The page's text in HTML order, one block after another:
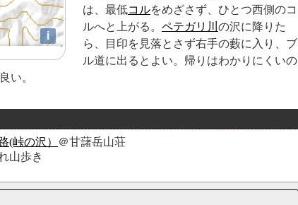
は、最低コルをめざさず、ひとつ西側のコ
ルへと上がる。 ペテガリ川 の沢に降りた
ら、目印を見落とさず右手の藪に入り、ブ
ル道に出るとよい。帰りはわかりにくいの
い。
(峠の沢）
＠甘藷岳山荘
山歩き